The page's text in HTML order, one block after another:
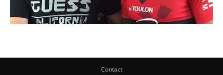
Contact